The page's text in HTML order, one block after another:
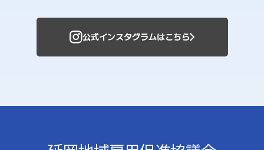
公式インスタグラムはこちら